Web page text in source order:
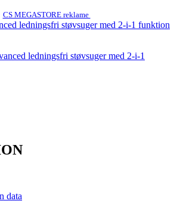
CS MEGASTORE reklame
ledningsfri støvsuger med 2-i-1
data